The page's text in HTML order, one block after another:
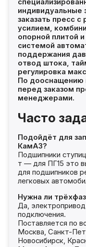
индивидуальные
заказать пресс
усилием,
опорной плитой
системой
поддержания
отвод штока,
регулировка
По дооснащению
перед заказом
менеджерами.
Часто
Подойдёт для
КамАЗ?
Подшипники
т — для ПГ15 это
для подшипников
легковых
Нужна ли
Да,
подключения.
Поставляется по
Москва, Санкт-
Новосибирск,